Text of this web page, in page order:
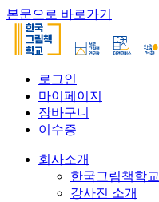
본문으로 바로가기
로그인
마이페이지
장바구니
이수증
회사소개
한국그림책학교
강사진 소개